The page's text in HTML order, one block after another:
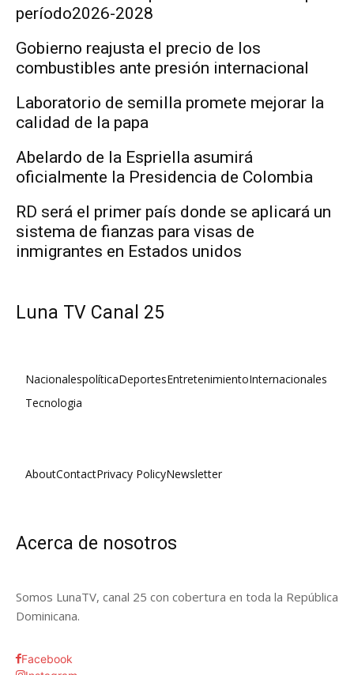
período2026-2028
Gobierno reajusta el precio de los
combustibles ante presión internacional
Laboratorio de semilla promete mejorar la
calidad de la papa
Abelardo de la Espriella asumirá
oficialmente la Presidencia de Colombia
RD será el primer país donde se aplicará un
sistema de fianzas para visas de
inmigrantes en Estados unidos
Luna TV Canal 25
NacionalespolíticaDeportesEntretenimientoInternacionales
Tecnologia
AboutContactPrivacy PolicyNewsletter
Acerca de nosotros
Somos LunaTV, canal 25 con cobertura en toda la República
Dominicana.
Facebook